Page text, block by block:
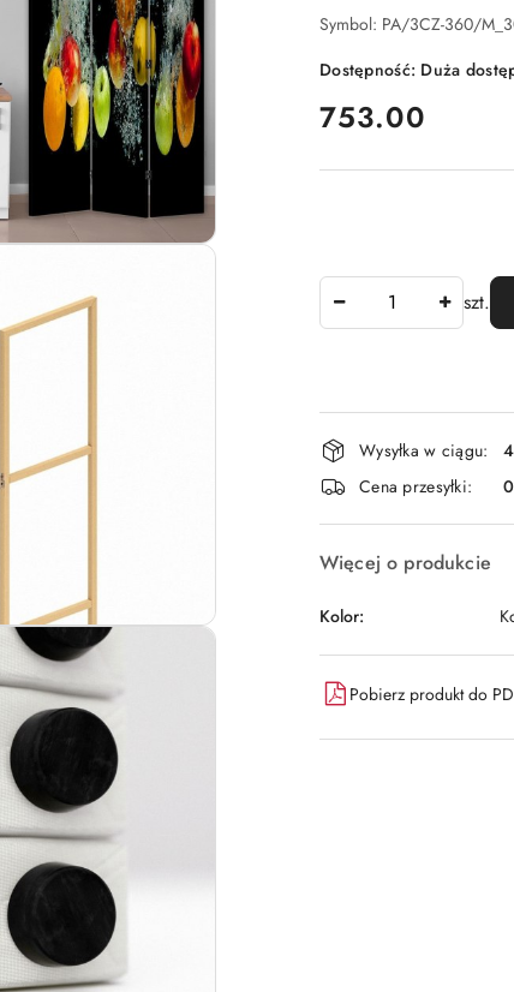
Symbol: PA/3CZ-360/
Dostępność: Duża
cena:
753.00
szt.
Dostępność
i
dostawa
Wysyłka w ciągu:
Cena przesyłki:
0
Więcej o produkcie
Kolor:
Pobierz produkt do